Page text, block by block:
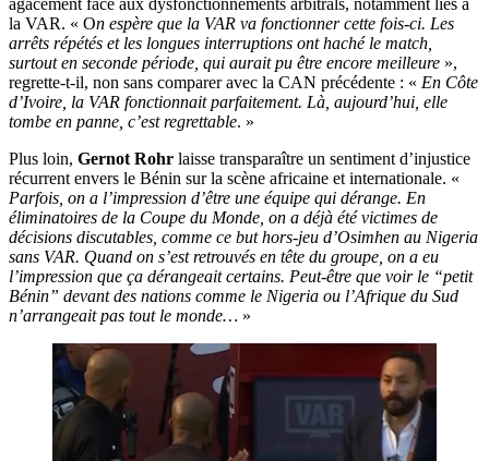
agacement face aux dysfonctionnements arbitrals, notamment liés à
la VAR. « On espère que la VAR va fonctionner cette fois-ci. Les
arrêts répétés et les longues interruptions ont haché le match,
surtout en seconde période, qui aurait pu être encore meilleure »,
regrette-t-il, non sans comparer avec la CAN précédente : « En Côte
d’Ivoire, la VAR fonctionnait parfaitement. Là, aujourd’hui, elle
tombe en panne, c’est regrettable. »
Plus loin, Gernot Rohr laisse transparaître un sentiment d’injustice
récurrent envers le Bénin sur la scène africaine et internationale. «
Parfois, on a l’impression d’être une équipe qui dérange. En
éliminatoires de la Coupe du Monde, on a déjà été victimes de
décisions discutables, comme ce but hors-jeu d’Osimhen au Nigeria
sans VAR. Quand on s’est retrouvés en tête du groupe, on a eu
l’impression que ça dérangeait certains. Peut-être que voir le “petit
Bénin” devant des nations comme le Nigeria ou l’Afrique du Sud
n’arrangeait pas tout le monde… »